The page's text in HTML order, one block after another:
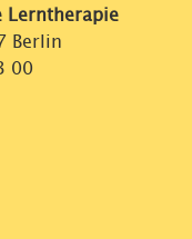
Berlin
00